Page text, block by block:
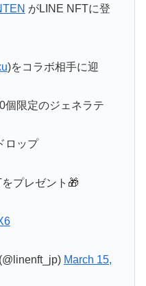
がLINE NFTに登
)をコラボ相手に迎
個限定のジェネラテ
ロップ
プレゼント🎁
March 15,